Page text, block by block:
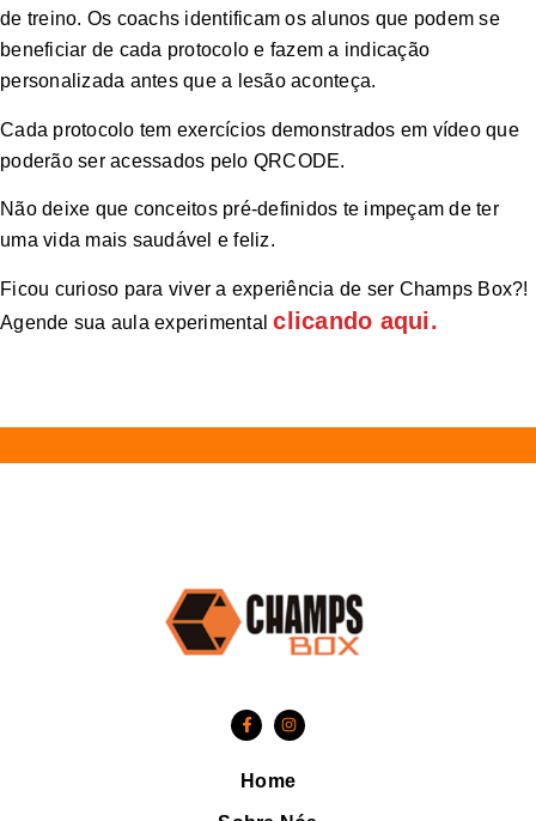
de treino. Os coachs identificam os alunos que podem se
beneficiar de cada protocolo e fazem a indicação
personalizada antes que a lesão aconteça.
Cada protocolo tem exercícios demonstrados em vídeo que
poderão ser acessados pelo QRCODE.
Não deixe que conceitos pré-definidos te impeçam de ter
uma vida mais saudável e feliz.
Ficou curioso para viver a experiência de ser Champs Box?!
Agende sua aula experimentalclicando aqui.
Home